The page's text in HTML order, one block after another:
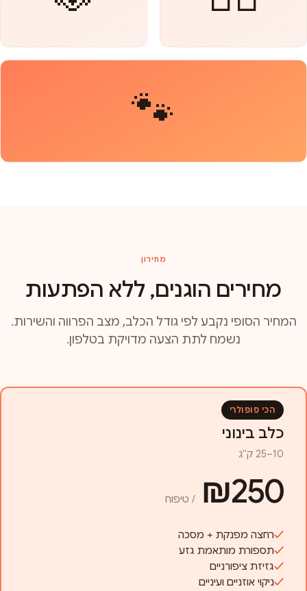
🐾
מחירון
מחירים הוגנים, ללא הפתעות
המחיר הסופי נקבע לפי גודל הכלב, מצב הפרווה והשירות.
נשמח לתת הצעה מדויקת בטלפון.
הכי פופולרי
כלב בינוני
10–25 ק"ג
₪250 / טיפוח
רחצה מפנקת + מסכה
תספורת מותאמת גזע
גזיזת ציפורניים
ניקוי אוזניים ועיניים